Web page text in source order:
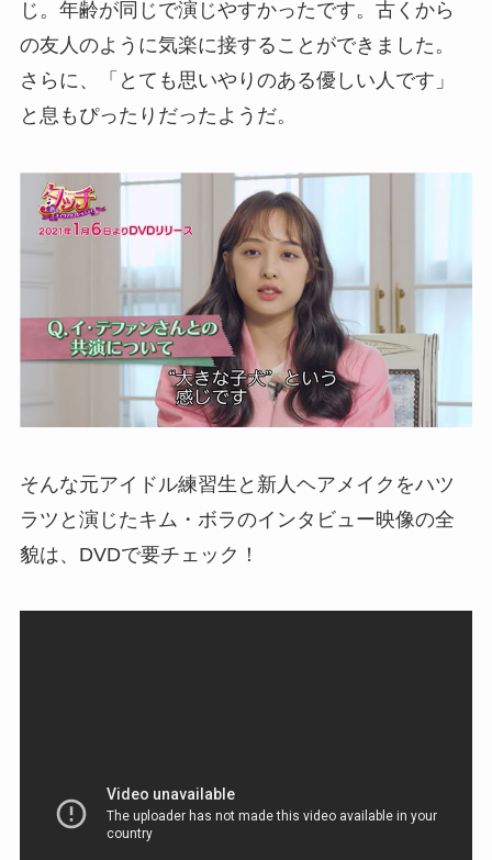
じ。年齢が同じで演じやすかったです。古くから
の友人のように気楽に接することができました。
さらに、「とても思いやりのある優しい人です」
と息もぴったりだったようだ。
そんな元アイドル練習生と新人ヘアメイクをハツ
ラツと演じたキム・ボラのインタビュー映像の全
貌は、DVDで要チェック！